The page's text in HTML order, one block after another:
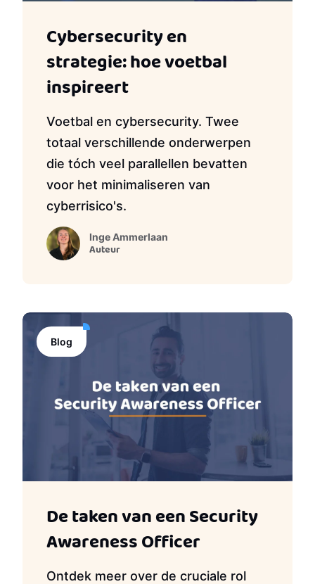
Cybersecurity en
strategie: hoe voetbal
inspireert
Voetbal en cybersecurity. Twee
totaal verschillende onderwerpen
die tóch veel parallellen bevatten
voor het minimaliseren van
cyberrisico's.
Inge Ammerlaan
Auteur
Blog
De taken van een Security
Awareness Officer
Ontdek meer over de cruciale rol